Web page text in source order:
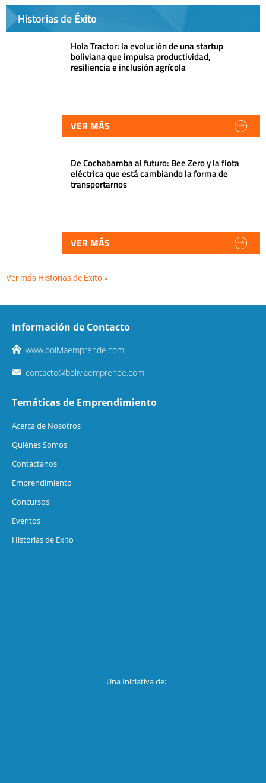
Historias de Éxito
Hola Tractor: la evolución de una startup
boliviana que impulsa productividad,
resiliencia e inclusión agrícola
VER MÁS
De Cochabamba al futuro: Bee Zero y la flota
eléctrica que está cambiando la forma de
transportarnos
VER MÁS
Ver más Historias de Éxito »
Información de Contacto
www.boliviaemprende.com
contacto@boliviaemprende.com
Temáticas de Emprendimiento
Acerca de Nosotros
Quiénes Somos
Contáctanos
Emprendimiento
Concursos
Eventos
Historias de Exíto
Una Iniciativa de: